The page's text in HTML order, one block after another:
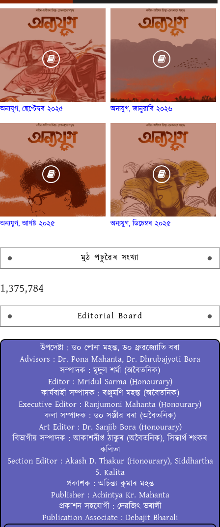
অন্যযুগ, ছেপ্টেম্বৰ ২০২৫ অন্যযুগ, জানুৱাৰি ২০২৬
অন্যযুগ, আগষ্ট ২০২৫ অন্যযুগ, ডিচেম্বৰ ২০২৫
মুঠ পঢ়ুৱৈৰ সংখ্যা
1,375,784
Editorial Board
উপদেষ্টা : ড০ পোনা মহন্ত, ড০ ধ্ৰুৱজ্যোতি বৰা
Advisors : Dr. Pona Mahanta, Dr. Dhrubajyoti Bora
সম্পাদক : মৃদুল শৰ্মা (অবৈতনিক)
Editor : Mridul Sarma (Honourary)
কাৰ্যবাহী সম্পাদক : ৰঞ্জুমণি মহন্ত (অবৈতনিক)
Executive Editor : Ranjumoni Mahanta (Honourary)
কলা সম্পাদক : ড০ সঞ্জীৱ বৰা (অবৈতনিক)
Art Editor : Dr. Sanjib Bora (Honourary)
বিভাগীয় সম্পাদক : আকাশদীপ্ত ঠাকুৰ (অবৈতনিক), সিদ্ধাৰ্থ শংকৰ
কলিতা
Section Editor : Akash D. Thakur (Honourary), Siddhartha
S. Kalita
প্ৰকাশক : অচিন্ত্য কুমাৰ মহন্ত
Publisher : Achintya Kr. Mahanta
প্ৰকাশন সহযোগী : দেৱজিৎ ভৰালী
Publication Associate : Debajit Bharali